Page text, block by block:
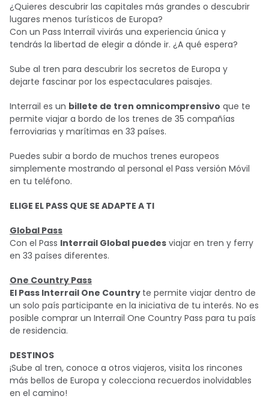
¿Quieres descubrir las capitales más grandes o descubrir
lugares menos turísticos de Europa?
Con un Pass Interrail vivirás una experiencia única y
tendrás la libertad de elegir a dónde ir. ¿A qué espera?
Sube al tren para descubrir los secretos de Europa y
dejarte fascinar por los espectaculares paisajes.
Interrail es un billete de tren omnicomprensivo que te
permite viajar a bordo de los trenes de 35 compañías
ferroviarias y marítimas en 33 países.
Puedes subir a bordo de muchos trenes europeos
simplemente mostrando al personal el Pass versión Móvil
en tu teléfono.
ELIGE EL PASS QUE SE ADAPTE A TI
Global Pass
Con el Pass Interrail Global puedes viajar en tren y ferry
en 33 países diferentes.
One Country Pass
El Pass Interrail One Country te permite viajar dentro de
un solo país participante en la iniciativa de tu interés. No es
posible comprar un Interrail One Country Pass para tu país
de residencia.
DESTINOS
¡Sube al tren, conoce a otros viajeros, visita los rincones
más bellos de Europa y colecciona recuerdos inolvidables
en el camino!